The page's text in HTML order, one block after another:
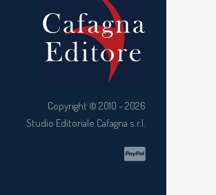
Copyright © 2010 - 2026
Studio Editoriale Cafagna s.r.l.